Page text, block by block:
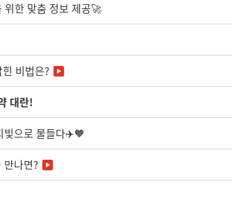
위한 맞춤 정보 제공🚀
비법은?
대란!
빛으로 물들다✈️🧡
만나면?